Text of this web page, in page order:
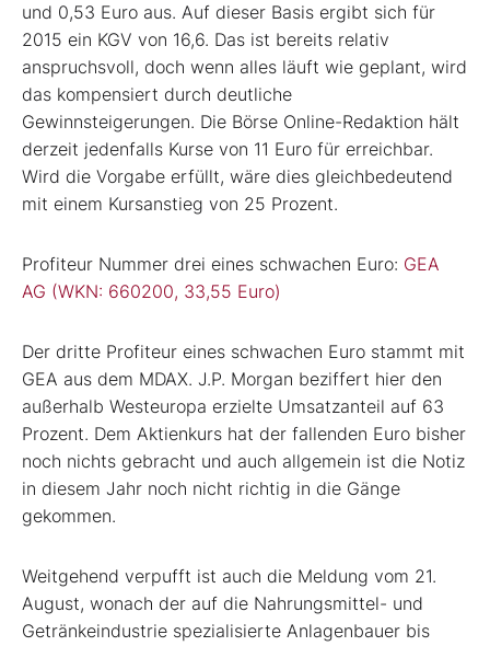
und 0,53 Euro aus. Auf dieser Basis ergibt sich für
2015 ein KGV von 16,6. Das ist bereits relativ
anspruchsvoll, doch wenn alles läuft wie geplant, wird
das kompensiert durch deutliche
Gewinnsteigerungen. Die Börse Online-Redaktion hält
derzeit jedenfalls Kurse von 11 Euro für erreichbar.
Wird die Vorgabe erfüllt, wäre dies gleichbedeutend
mit einem Kursanstieg von 25 Prozent.
Profiteur Nummer drei eines schwachen Euro: GEA
AG (WKN: 660200, 33,55 Euro)
Der dritte Profiteur eines schwachen Euro stammt mit
GEA aus dem MDAX. J.P. Morgan beziffert hier den
außerhalb Westeuropa erzielte Umsatzanteil auf 63
Prozent. Dem Aktienkurs hat der fallenden Euro bisher
noch nichts gebracht und auch allgemein ist die Notiz
in diesem Jahr noch nicht richtig in die Gänge
gekommen.
Weitgehend verpufft ist auch die Meldung vom 21.
August, wonach der auf die Nahrungsmittel- und
Getränkeindustrie spezialisierte Anlagenbauer bis